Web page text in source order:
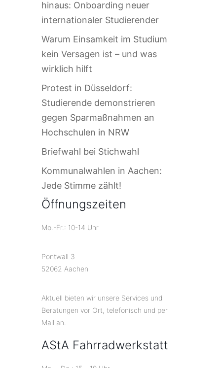
hinaus: Onboarding neuer
internationaler Studierender
Warum Einsamkeit im Studium
kein Versagen ist – und was
wirklich hilft
Protest in Düsseldorf:
Studierende demonstrieren
gegen Sparmaßnahmen an
Hochschulen in NRW
Briefwahl bei Stichwahl
Kommunalwahlen in Aachen:
Jede Stimme zählt!
Öffnungszeiten
Mo.-Fr.: 10-14 Uhr
Pontwall 3
52062 Aachen
Aktuell bieten wir unsere Services und
Beratungen vor Ort, telefonisch und per
Mail an.
AStA Fahrradwerkstatt